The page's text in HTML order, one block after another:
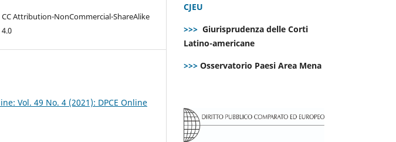
CC Attribution-NonCommercial-ShareAlike
4.0
Vol. 49 No. 4 (2021): DPCE Online
CJEU
>>> Giurisprudenza delle Corti
Latino-americane
>>> Osservatorio Paesi Area Mena